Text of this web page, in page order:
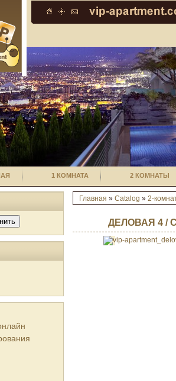
1 КОМНАТА 2 КОМНАТЫ
Главная » Catalog » 2-
ДЕЛОВАЯ 4 /